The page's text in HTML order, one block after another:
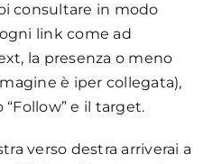
consultare in modo
link come ad
la presenza o meno
è iper collegata),
e il target.
verso destra arriverai a